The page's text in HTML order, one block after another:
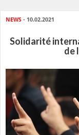
NEWS - 10.02.2021
Solidarité
de